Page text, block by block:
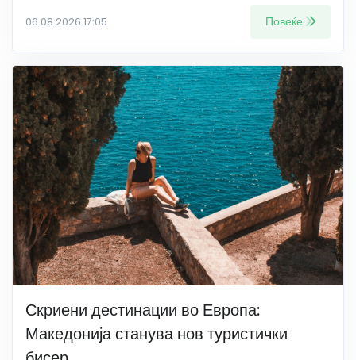
06.08.2026 17:05 Повеќе
Скриени дестинации во Европа:
Македонија станува нов туристички